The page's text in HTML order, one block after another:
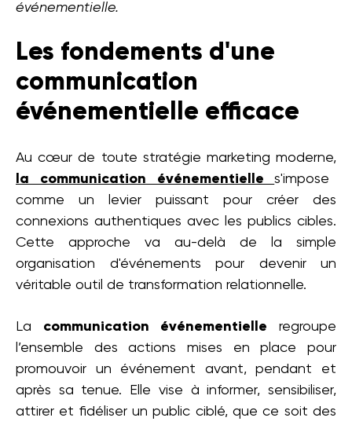
événementielle.
Les fondements d'une
communication
événementielle efficace
Au cœur de toute stratégie marketing moderne,
la communication événementielles'impose
comme un levier puissant pour créer des
connexions authentiques avec les publics cibles.
Cette approche va au-delà de la simple
organisation d'événements pour devenir un
véritable outil de transformation relationnelle.
La communication événementielle regroupe
l’ensemble des actions mises en place pour
promouvoir un événement avant, pendant et
après sa tenue. Elle vise à informer, sensibiliser,
attirer et fidéliser un public ciblé, que ce soit des